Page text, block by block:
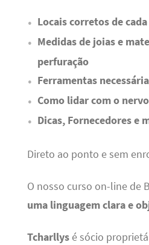
Locais corretos de
Medidas de joias e
perfuração
Ferramentas
Como lidar com o
Dicas, Fornecedores e
Direto ao ponto e sem
O nosso curso on-line de
uma linguagem clara e
Tcharllysé sócio